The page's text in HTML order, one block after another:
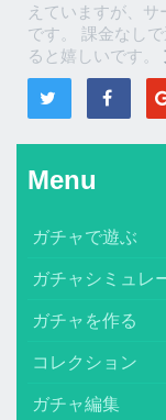
えていますが、
です。 課金なし
ると嬉しいです。
Menu
ガチャで遊ぶ
ガチャシミュレ
ガチャを作る
コレクション
ガチャ編集